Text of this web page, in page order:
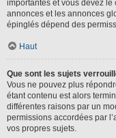
importantes et vous devez
annonces et les annonces
épinglés dépend des
Haut
Que sont les sujets
Vous ne pouvez plus
étant contenu est alors
différentes raisons par un
permissions accordées par
vos propres sujets.